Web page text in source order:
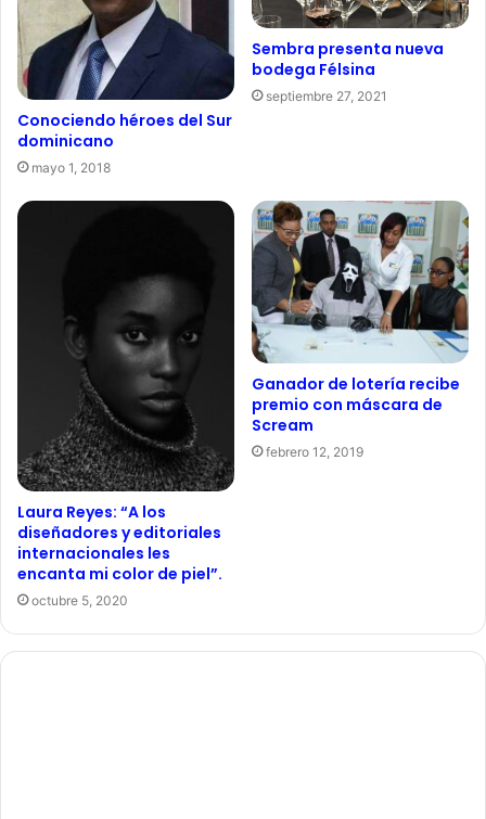
Conociendo héroes del Sur
dominicano
mayo 1, 2018
Sembra presenta nueva
bodega Félsina
septiembre 27, 2021
Laura Reyes: “A los
diseñadores y editoriales
internacionales les
encanta mi color de piel”.
octubre 5, 2020
Ganador de lotería recibe
premio con máscara de
Scream
febrero 12, 2019